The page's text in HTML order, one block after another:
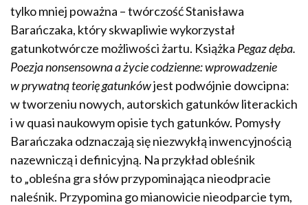
tylko mniej poważna – twórczość Stanisława
Barańczaka, który skwapliwie wykorzystał
gatunkotwórcze możliwości żartu. Książka Pegaz dęba.
Poezja nonsensowna a życie codzienne: wprowadzenie
w prywatną teorię gatunkówjest podwójnie dowcipna:
w tworzeniu nowych, autorskich gatunków literackich
i w quasi naukowym opisie tych gatunków. Pomysły
Barańczaka odznaczają się niezwykłą inwencyjnością
nazewniczą i definicyjną. Na przykład obleśnik
to „obleśna gra słów przypominająca nieodpracie
naleśnik. Przypomina go mianowicie nieodparcie tym,